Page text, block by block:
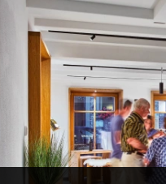
Wunderbare
eine Oase der Ruhe
Fotostrecke